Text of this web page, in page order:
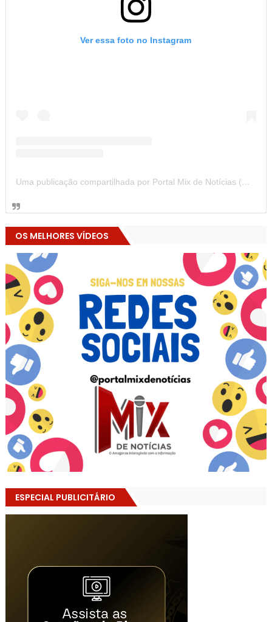
Ver essa foto no Instagram
Uma publicação compartilhada por Portal Mix de Notícias (@portalmixdenoticias)
OS MELHORES VÍDEOS
ESPECIAL PUBLICITÁRIO